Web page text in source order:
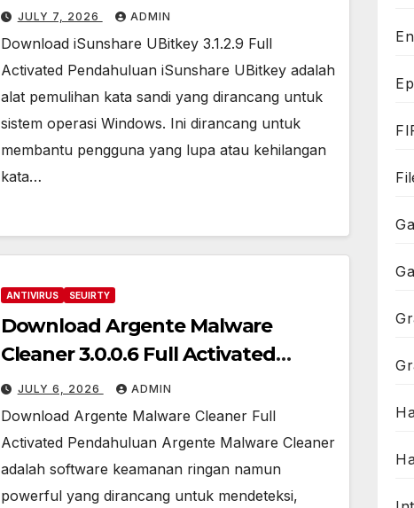
JULY 7, 2026 ADMIN
Download iSunshare UBitkey 3.1.2.9 Full
Activated Pendahuluan iSunshare UBitkey adalah
alat pemulihan kata sandi yang dirancang untuk
sistem operasi Windows. Ini dirancang untuk
membantu pengguna yang lupa atau kehilangan
kata…
ANTIVIRUS SEUIRTY
Download Argente Malware
Cleaner 3.0.0.6 Full Activated
[2026]
JULY 6, 2026 ADMIN
Download Argente Malware Cleaner Full
Activated Pendahuluan Argente Malware Cleaner
adalah software keamanan ringan namun
powerful yang dirancang untuk mendeteksi,